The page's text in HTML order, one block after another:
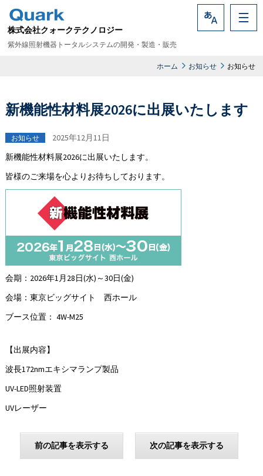
株式会社クォークテクノロジー
紫外線照射機器トータルシステムの開発・製造・販売
ホーム お知らせ お知らせ
新機能性材料展2026に出展いたします
お知らせ
2025年12月11日
新機能性材料展2026に出展いたします。
皆様のご来場を心よりお待ちしております。
会期：2026年1月28日(水)～30日(金)
会場：東京ビッグサイト 西ホール
ブース位置： 4W-M25
【出展内容】
波長172nmエキシマランプ製品
UV-LED照射装置
UVレーザー
前の記事を表示する 次の記事を表示する